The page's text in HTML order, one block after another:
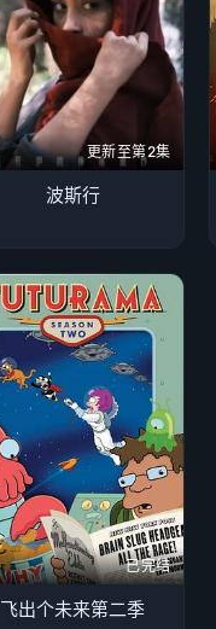
更新至第2集
波斯行
已完结
飞出个未来第二季